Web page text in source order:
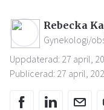
Rebecka
Gynekologi/
Uppdaterad: 27 april,
Publicerad: 27 april,